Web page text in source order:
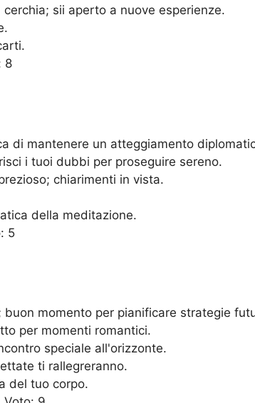
sii aperto a nuove esperienze.
8
di mantenere un atteggiamento
i tuoi dubbi per proseguire sereno.
chiarimenti in vista.
della meditazione.
5
momento per pianificare strategie
per momenti romantici.
speciale all'orizzonte.
ti rallegreranno.
del tuo corpo.